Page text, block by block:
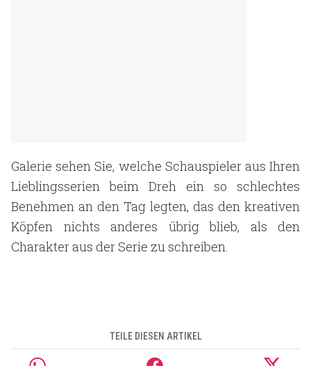
Galerie sehen Sie, welche Schauspieler aus Ihren
Lieblingsserien beim Dreh ein so schlechtes
Benehmen an den Tag legten, das den kreativen
Köpfen nichts anderes übrig blieb, als den
Charakter aus der Serie zu schreiben.
TEILE DIESEN ARTIKEL